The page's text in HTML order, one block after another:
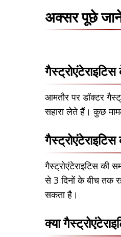
अक्सर पूछे
आमतौर पर डॉक्टर
सहारा लेते हैं। कुछ
गैस्ट्रोएंटेराइटिस की
से 3 दिनों के बीच तक
सकता है।
क्या